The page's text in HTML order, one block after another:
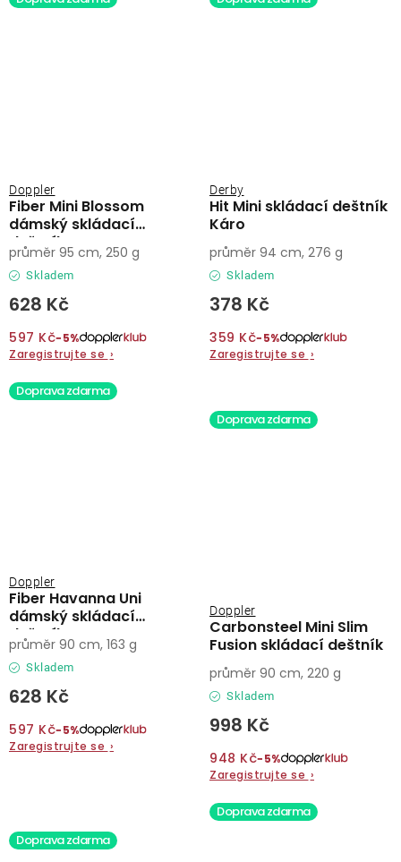
Fiber Mini Blossom
dámský skládací
deštník
Doppler
Skladem
628 Kč
597 Kč−5%
Zaregistrujte se ›
průměr 95 cm, 250 g
Hit Mini skládací deštník
Káro
Derby
Skladem
378 Kč
359 Kč−5%
Zaregistrujte se ›
průměr 94 cm, 276 g
Doprava zdarma
Fiber Havanna Uni
dámský skládací
deštník
Doppler
Skladem
628 Kč
597 Kč−5%
Zaregistrujte se ›
průměr 90 cm, 163 g
Doprava zdarma
Carbonsteel Mini Slim
Fusion skládací deštník
Doppler
Skladem
998 Kč
948 Kč−5%
Zaregistrujte se ›
průměr 90 cm, 220 g
Doprava zdarma
Doprava zdarma